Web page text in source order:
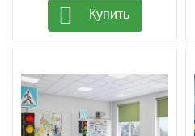
Купить